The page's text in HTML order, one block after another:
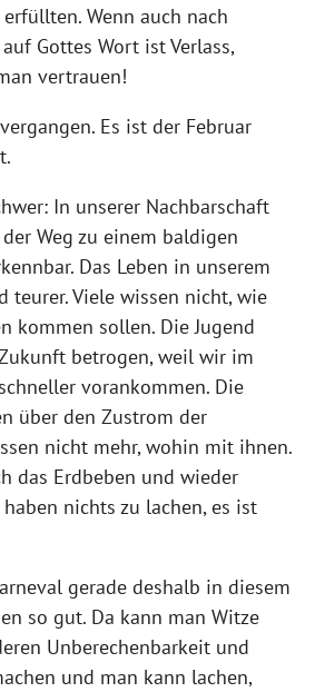
Wenn auch nach
Gottes Wort ist Verlass,
vertrauen!
Es ist der Februar
In unserer Nachbarschaft
Weg zu einem baldigen
Das Leben in unserem
teurer. Viele wissen nicht, wie
kommen sollen. Die Jugend
betrogen, weil wir im
vorankommen. Die
über den Zustrom der
nicht mehr, wohin mit ihnen.
das Erdbeben und wieder
nichts zu lachen, es ist
gerade deshalb in diesem
so gut. Da kann man Witze
Unberechenbarkeit und
und man kann lachen,